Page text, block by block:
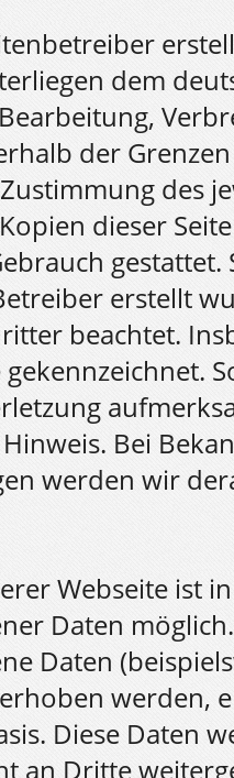
dem
der
des
dieser
erstellt
beachtet.
Bei
werden wir
Webseite ist
Daten
Daten
werden,
Diese Daten
an Dritte